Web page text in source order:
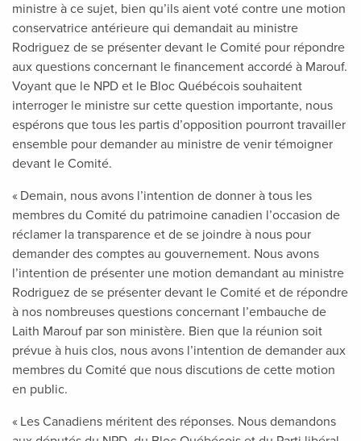
ministre à ce sujet, bien qu’ils aient voté contre une motion
conservatrice antérieure qui demandait au ministre
Rodriguez de se présenter devant le Comité pour répondre
aux questions concernant le financement accordé à Marouf.
Voyant que le NPD et le Bloc Québécois souhaitent
interroger le ministre sur cette question importante, nous
espérons que tous les partis d’opposition pourront travailler
ensemble pour demander au ministre de venir témoigner
devant le Comité.
« Demain, nous avons l’intention de donner à tous les
membres du Comité du patrimoine canadien l’occasion de
réclamer la transparence et de se joindre à nous pour
demander des comptes au gouvernement. Nous avons
l’intention de présenter une motion demandant au ministre
Rodriguez de se présenter devant le Comité et de répondre
à nos nombreuses questions concernant l’embauche de
Laith Marouf par son ministère. Bien que la réunion soit
prévue à huis clos, nous avons l’intention de demander aux
membres du Comité que nous discutions de cette motion
en public.
« Les Canadiens méritent des réponses. Nous demandons